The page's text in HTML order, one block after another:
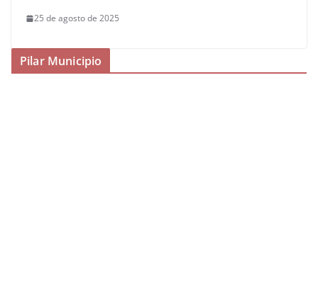
25 de agosto de 2025
Pilar Municipio